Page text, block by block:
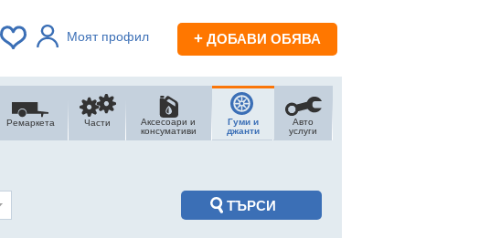
Моят профил + ДОБАВИ ОБЯВА
Ремаркета Части
Аксесоари и
консумативи
Гуми и
джанти
Авто
услуги